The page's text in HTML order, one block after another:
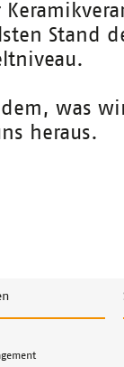
Stand
was
heraus.